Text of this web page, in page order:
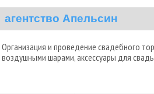
агентство Апельсин
Организация и проведение свадебного
воздушными шарами, аксессуары для